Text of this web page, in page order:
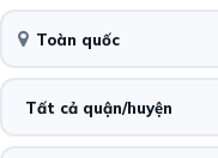
Toàn quốc
Tất cả quận/huyện